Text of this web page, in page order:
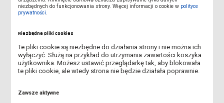
LETNIA SESJA POPRAWKOWA 2025/26
DZIEŃ REKTORSKI
ODWOŁANE ZAJĘCIA Z J. ANGIELSKIEGO
ANKIETY EWALUACJI ZAJĘĆ - SEM. ZIMOWY 2025/2026
niezbędnych do funkcjonowania strony. Więcej informacji o cookie w polityce
prywatności
Niezbędne pliki cookies
Te pliki cookie są niezbędne do działania strony i nie można ich
wyłączyć. Służą na przykład do utrzymania zawartości koszyka
użytkownika. Możesz ustawić przeglądarkę tak, aby blokowała
te pliki cookie, ale wtedy strona nie będzie działała poprawnie.
Zawsze aktywne